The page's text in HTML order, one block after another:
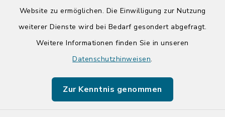
Website zu ermöglichen. Die Einwilligung zur Nutzung
weiterer Dienste wird bei Bedarf gesondert abgefragt.
Weitere Informationen finden Sie in unseren
Datenschutzhinweisen.
Zur Kenntnis genommen
Barrierefreiheit